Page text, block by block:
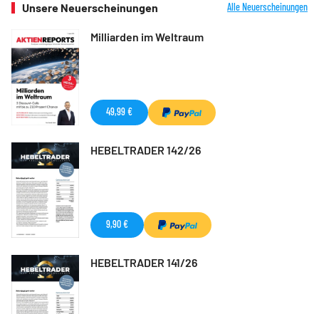
Unsere Neuerscheinungen Alle Neuerscheinungen
Milliarden im Weltraum
49,99 €
HEBELTRADER 142/26
9,90 €
HEBELTRADER 141/26